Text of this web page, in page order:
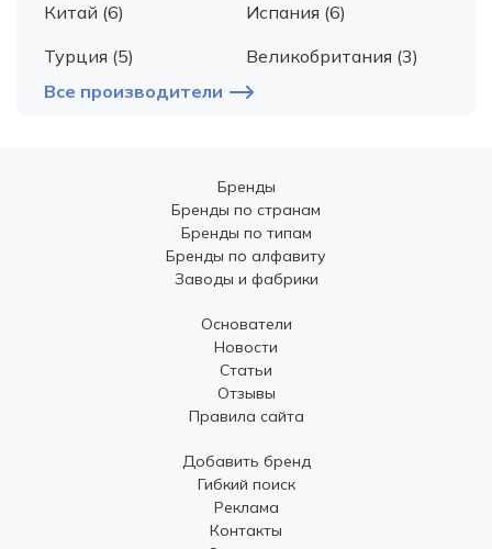
Китай (6)
Испания (6)
Турция (5)
Великобритания (3)
Все производители
Бренды
Бренды по странам
Бренды по типам
Бренды по алфавиту
Заводы и фабрики
Основатели
Новости
Статьи
Отзывы
Правила сайта
Добавить бренд
Гибкий поиск
Реклама
Контакты